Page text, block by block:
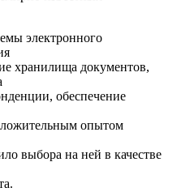
электронного
документов,
обеспечение
опытом
выбора на ней в качестве